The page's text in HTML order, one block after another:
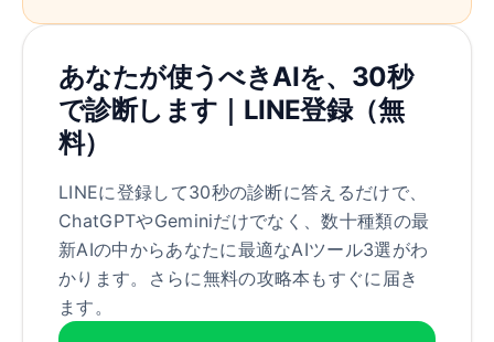
あなたが使うべきAIを、30秒
で診断します｜LINE登録（無
料）
LINEに登録して30秒の診断に答えるだけで、
ChatGPTやGeminiだけでなく、数十種類の最
新AIの中からあなたに最適なAIツール3選がわ
かります。さらに無料の攻略本もすぐに届き
ます。